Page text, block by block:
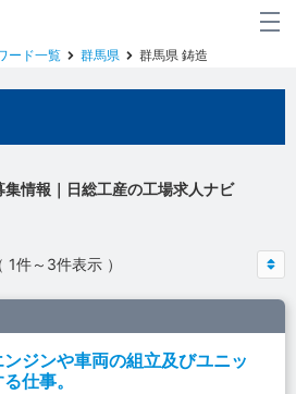
ード一覧 群馬県 群馬県 鋳造
情報｜日総工産の工場求人ナビ
1件～3件表示 ）
ジンや車両の組立及びユニッ
仕事。